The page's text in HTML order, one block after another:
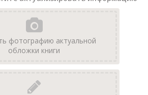
фотографию актуальной
обложки книги